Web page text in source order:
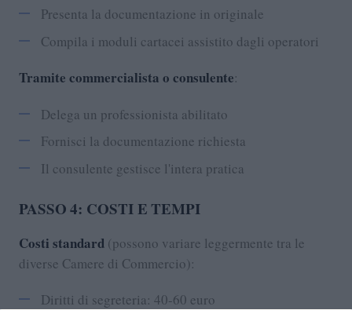
Presenta la documentazione in originale
Compila i moduli cartacei assistito dagli operatori
Tramite commercialista o consulente:
Delega un professionista abilitato
Fornisci la documentazione richiesta
Il consulente gestisce l'intera pratica
PASSO 4: COSTI E TEMPI
Costi standard (possono variare leggermente tra le
diverse Camere di Commercio):
Diritti di segreteria: 40-60 euro